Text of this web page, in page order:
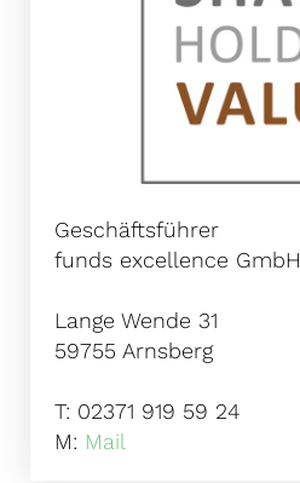
Geschäftsführer
funds excellence GmbH
Lange Wende 31
59755 Arnsberg
T: 02371 919 59 24
M: Mail